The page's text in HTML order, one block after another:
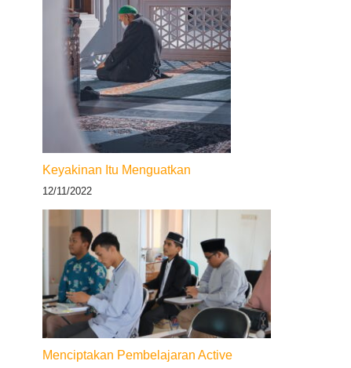
Keyakinan Itu Menguatkan
12/11/2022
Menciptakan Pembelajaran Active